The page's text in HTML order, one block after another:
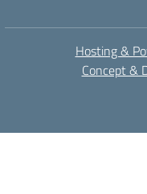
Hosting &
Concept &